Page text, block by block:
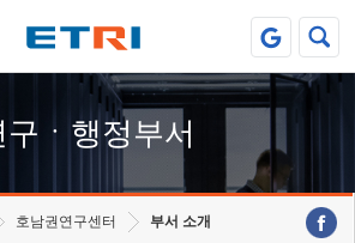
구ㆍ행정부서
호남권연구센터 부서 소개